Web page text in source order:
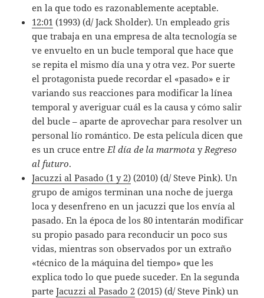
en la que todo es razonablemente aceptable.
12:01 (1993) (d/ Jack Sholder). Un empleado gris
que trabaja en una empresa de alta tecnología se
ve envuelto en un bucle temporal que hace que
se repita el mismo día una y otra vez. Por suerte
el protagonista puede recordar el «pasado» e ir
variando sus reacciones para modificar la línea
temporal y averiguar cuál es la causa y cómo salir
del bucle – aparte de aprovechar para resolver un
personal lío romántico. De esta película dicen que
es un cruce entre El día de la marmota y Regreso
al futuro.
Jacuzzi al Pasado (1 y 2) (2010) (d/ Steve Pink). Un
grupo de amigos terminan una noche de juerga
loca y desenfreno en un jacuzzi que los envía al
pasado. En la época de los 80 intentarán modificar
su propio pasado para reconducir un poco sus
vidas, mientras son observados por un extraño
«técnico de la máquina del tiempo» que les
explica todo lo que puede suceder. En la segunda
parteJacuzzi al Pasado 2 (2015) (d/ Steve Pink) un